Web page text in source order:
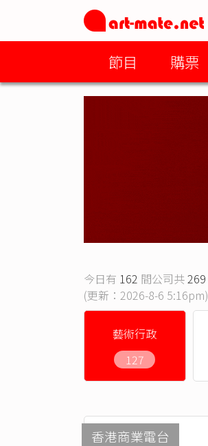
節目 購票
今日有 162 間公司共269
(更新：2026-8-6 5:16pm)
藝術行政
127
香港商業電台